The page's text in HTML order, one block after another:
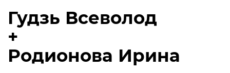
Гудзь Всеволод
+
Родионова Ирина